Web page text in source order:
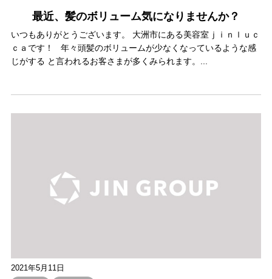
最近、髪のボリューム気になりませんか？
いつもありがとうございます。 大洲市にある美容室ｊｉｎｌｕｃ
ｃａです！ 年々頭髪のボリュームが少なくなっているような感
じがする と言われるお客さまが多くみられます。...
2021年5月11日